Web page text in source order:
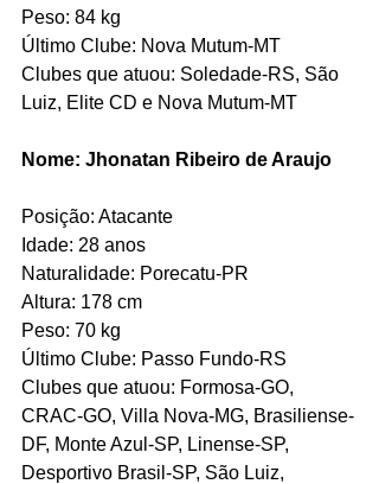
Peso: 84 kg
Último Clube: Nova Mutum-MT
Clubes que atuou: Soledade-RS, São
Luiz, Elite CD e Nova Mutum-MT
Nome: Jhonatan Ribeiro de Araujo
Posição: Atacante
Idade: 28 anos
Naturalidade: Porecatu-PR
Altura: 178 cm
Peso: 70 kg
Último Clube: Passo Fundo-RS
Clubes que atuou: Formosa-GO,
CRAC-GO, Villa Nova-MG, Brasiliense-
DF, Monte Azul-SP, Linense-SP,
Desportivo Brasil-SP, São Luiz,